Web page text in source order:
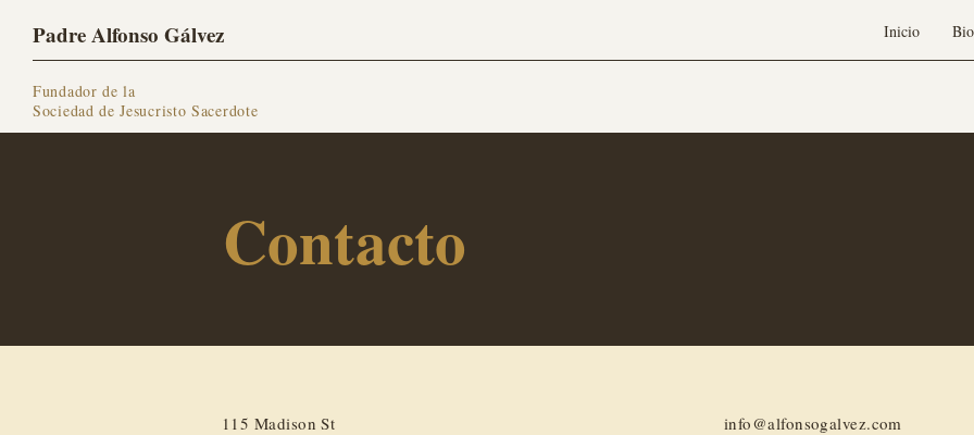
Padre Alfonso Gálvez
Fundador de la
Sociedad de Jesucristo Sacerdote
Inicio
Contacto
115 Madison St
info@alfonsogalvez.com